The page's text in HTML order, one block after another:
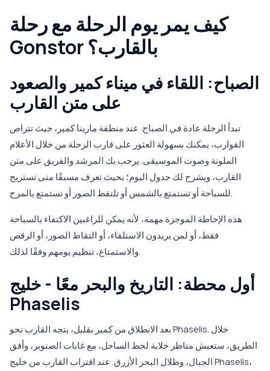
كيف يمر يوم الرحلة مع رحلة
Gonstor بالقارب؟
الصباح: اللقاء في ميناء كمير والصعود
على متن القارب
تبدأ الرحلة عادة في الصباح. عند منطقة مارينا كمير، حيث تتراص
القوارب، يمكنك بسهولة العثور على قارب الرحلة من خلال الأعلام
الملونة وصوت الموسيقى. يرحب بك المرشد والفريق على متن
القارب، ويشرح لك جدول اليوم؛ بحيث تعرف مسبقًا متى تستريح
للسباحة أو تستمتع بالشمس أو تلتقط الصور أو تستمتع بالمرح.
هذه الإحاطة الموجزة مهمة، لأنه يمكن للراغبين الاكتفاء بالسباحة
فقط، أو لمن يريدون الاستلقاء، أو التقاط الصور، أو الرقص
والاستمتاع، تنظيم يومهم وفقًا لذلك.
أول محطة: التاريخ والبحر معًا - خليج
Phaselis
بعد الانطلاق من كمير بقليل، يتجه القارب نحو Phaselis. خلال
الطريق، ستعيش مناظر خلابة لخط الساحل، مع غابات الصنوبر، وأفق
الجبال، وظلال البحر الأزرق. عند اقتراب القارب من خليج Phaselis،